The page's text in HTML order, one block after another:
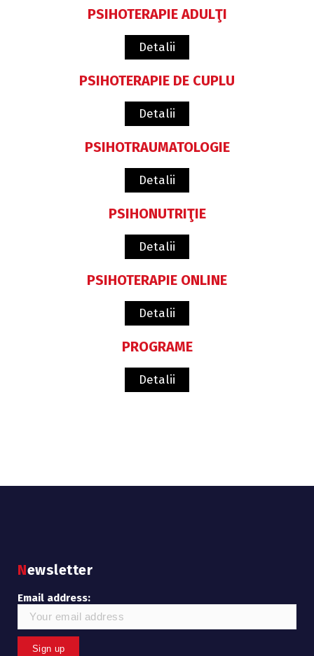
PSIHOTERAPIE ADULŢI
Detalii
PSIHOTERAPIE DE CUPLU
Detalii
PSIHOTRAUMATOLOGIE
Detalii
PSIHONUTRIŢIE
Detalii
PSIHOTERAPIE ONLINE
Detalii
PROGRAME
Detalii
Newsletter
Email address: